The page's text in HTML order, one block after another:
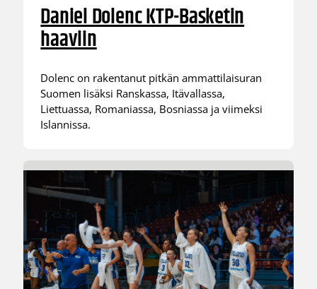
Daniel Dolenc KTP-Basketin
haaviin
Dolenc on rakentanut pitkän ammattilaisuran
Suomen lisäksi Ranskassa, Itävallassa,
Liettuassa, Romaniassa, Bosniassa ja viimeksi
Islannissa.